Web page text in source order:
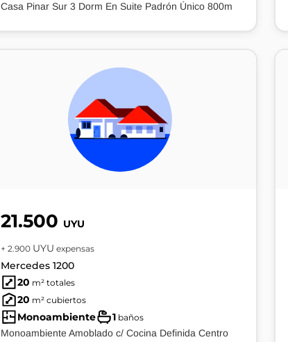
Casa Pinar Sur 3 Dorm En Suite Padrón Único 800m
21.500 UYU
+ 2.900 UYU expensas
Mercedes 1200
20 m² totales
20 m² cubiertos
Monoambiente 1 baños
Monoambiente Amoblado c/ Cocina Definida Centro